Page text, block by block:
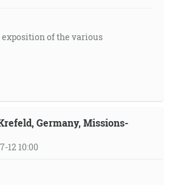
exposition of the various
Germany, Missions-
12 10:00